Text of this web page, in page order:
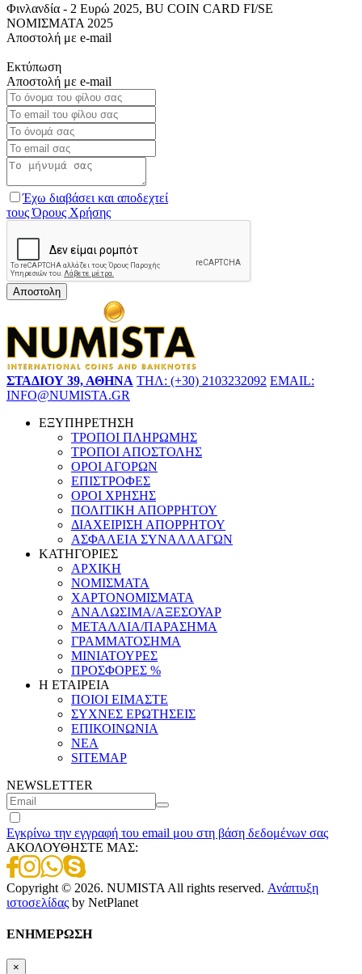
Φινλανδία - 2 Ευρώ 2025, BU COIN CARD FI/SE
ΝΟΜΙΣΜΑΤΑ 2025
Αποστολή με e-mail
Εκτύπωση
Αποστολή με e-mail
Το
όνομα
του
φίλου
σας
Το
email
του
φίλου
σας
Το
όνομά
σας
Το
email
Το
σαςΈχω διαβάσει και αποδεχτεί
τους Όρους Χρήσης
Αποστολη
ΣΤΑΔΙΟΥ 39, ΑΘΗΝΑ ΤΗΛ: (+30) 2103232092 EMAIL:
INFO@NUMISTA.GR
ΕΞΥΠΗΡΕΤΗΣΗ
ΤΡΟΠΟΙ ΠΛΗΡΩΜΗΣ
ΤΡΟΠΟΙ ΑΠΟΣΤΟΛΗΣ
ΟΡΟΙ ΑΓΟΡΩΝ
ΕΠΙΣΤΡΟΦΕΣ
ΟΡΟΙ ΧΡΗΣΗΣ
ΠΟΛΙΤΙΚΗ ΑΠΟΡΡΗΤΟΥ
ΔΙΑΧΕΙΡΙΣΗ ΑΠΟΡΡΗΤΟΥ
ΑΣΦΑΛΕΙΑ ΣΥΝΑΛΛΑΓΩΝ
ΚΑΤΗΓΟΡΙΕΣ
ΑΡΧΙΚΗ
ΝΟΜΙΣΜΑΤΑ
ΧΑΡΤΟΝΟΜΙΣΜΑΤΑ
ΑΝΑΛΩΣΙΜΑ/ΑΞΕΣΟΥΑΡ
ΜΕΤΑΛΛΙΑ/ΠΑΡΑΣΗΜΑ
ΓΡΑΜΜΑΤΟΣΗΜΑ
ΜΙΝΙΑΤΟΥΡΕΣ
ΠΡΟΣΦΟΡΕΣ %
Η ΕΤΑΙΡΕΙΑ
ΠΟΙΟΙ ΕΙΜΑΣΤΕ
ΣΥΧΝΕΣ ΕΡΩΤΗΣΕΙΣ
ΕΠΙΚΟΙΝΩΝΙΑ
ΝΕΑ
SITEMAP
NEWSLETTER
Εγκρίνω την εγγραφή του email μου στη βάση δεδομένων σας
ΑΚΟΛΟΥΘΗΣΤΕ ΜΑΣ:
Copyright © 2026. NUMISTA All rights reserved. Ανάπτυξη
ιστοσελίδας by NetPlanet
ΕΝΗΜΕΡΩΣΗ
×